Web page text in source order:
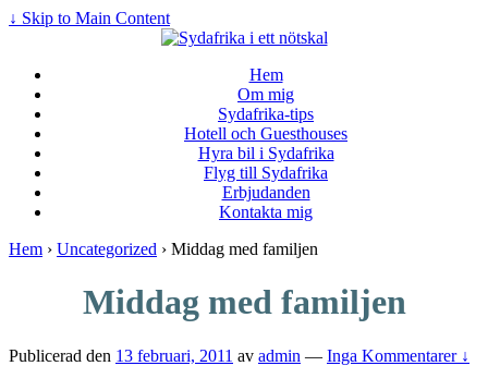
↓ Skip to Main Content
Hem
Om mig
Sydafrika-tips
Hotell och Guesthouses
Hyra bil i Sydafrika
Flyg till Sydafrika
Erbjudanden
Kontakta mig
Hem › Uncategorized › Middag med familjen
Middag med familjen
Publicerad den 13 februari, 2011 av admin — Inga Kommentarer ↓